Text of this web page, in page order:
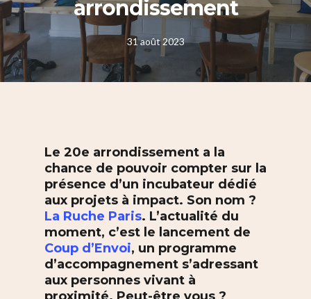
arrondissement
31 août 2023
Le 20e arrondissement a la
chance de pouvoir compter sur la
présence d’un incubateur dédié
aux projets à impact. Son nom ?
La Ruche Paris. L’actualité du
moment, c’est le lancement de
Coup d’Envoi, un programme
d’accompagnement s’adressant
aux personnes vivant à